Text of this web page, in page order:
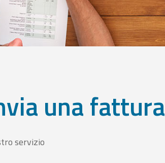
una fattura
servizio